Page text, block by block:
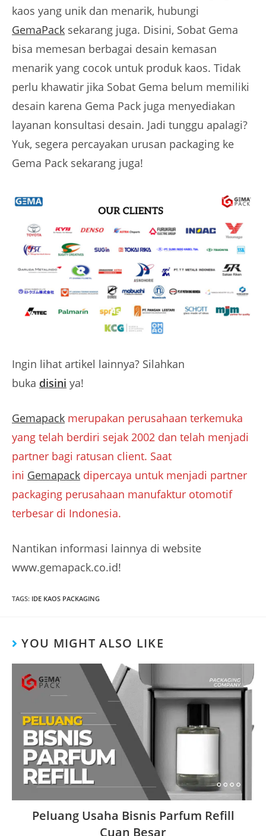
kaos yang unik dan menarik, hubungi
GemaPack sekarang juga. Disini, Sobat Gema
bisa memesan berbagai desain kemasan
menarik yang cocok untuk produk kaos. Tidak
perlu khawatir jika Sobat Gema belum memiliki
desain karena Gema Pack juga menyediakan
layanan konsultasi desain. Jadi tunggu apalagi?
Yuk, segera percayakan urusan packaging ke
Gema Pack sekarang juga!
Ingin lihat artikel lainnya? Silahkan
buka disini ya!
Gemapack merupakan perusahaan terkemuka
yang telah berdiri sejak 2002 dan telah menjadi
partner bagi ratusan client. Saat
ini Gemapack dipercaya untuk menjadi partner
packaging perusahaan manufaktur otomotif
terbesar di Indonesia.
Nantikan informasi lainnya di website
www.gemapack.co.id!
TAGS: IDE KAOS PACKAGING
YOU MIGHT ALSO LIKE
Peluang Usaha Bisnis Parfum Refill
Cuan Besar